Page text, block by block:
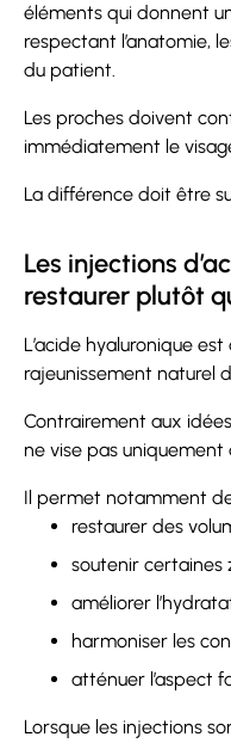
éléments qui donnent
respectant l’anatomie,
du patient.
Les proches doivent
immédiatement le
La différence doit être
Les injections
restaurer plutôt
L’acide hyaluronique est
rajeunissement naturel
Contrairement aux
ne vise pas
Il permet notamment
restaurer des
soutenir certaines
améliorer
harmoniser les
atténuer l’aspect
Lorsque les injections